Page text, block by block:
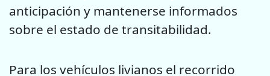
anticipación y mantenerse informados
sobre el estado de transitabilidad.
Para los vehículos livianos el recorrido